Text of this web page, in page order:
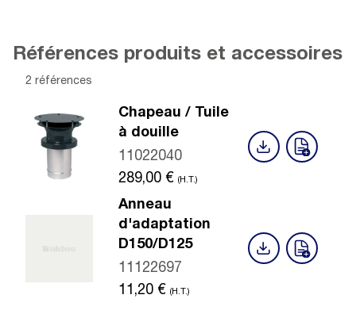
Références produits et accessoires
2 références
Chapeau / Tuile
à douille
11022040
289,00 € (H.T.)
Anneau
d'adaptation
D150/D125
11122697
11,20 € (H.T.)